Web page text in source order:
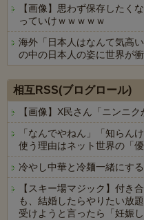
【画像】思わず保存したく
っていけｗｗｗｗｗ
海外「日本人はなんて気高
の中の日本人の姿に世界が
相互RSS(ブログロール)
【画像】X民さん「ニンニ
「なんでやねん」「知らん
使う理由はネット世界の「
冷やし中華と冷麺一緒にす
【スキー場マジック】付き
も、結婚したらやりたい放
受けようと言ったら「妊娠